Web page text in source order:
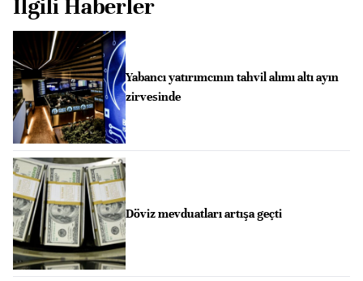
İlgili Haberler
Yabancı yatırımcının tahvil alımı altı ayın
zirvesinde
Döviz mevduatları artışa geçti